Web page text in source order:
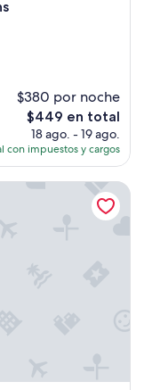
$380 por noche
El
precio
actual
es
de
$449 en total
18 ago. - 19 ago.
con impuestos y cargos